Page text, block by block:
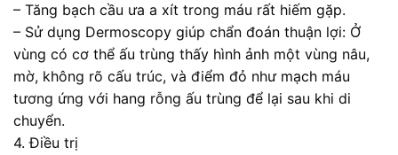
– Tăng bạch cầu ưa a xít trong máu rất hiếm gặp.
– Sử dụng Dermoscopy giúp chẩn đoán thuận lợi: Ở
vùng có cơ thể ấu trùng thấy hình ảnh một vùng nâu,
mờ, không rõ cấu trúc, và điểm đỏ như mạch máu
tương ứng với hang rỗng ấu trùng để lại sau khi di
chuyển.
4. Điều trị